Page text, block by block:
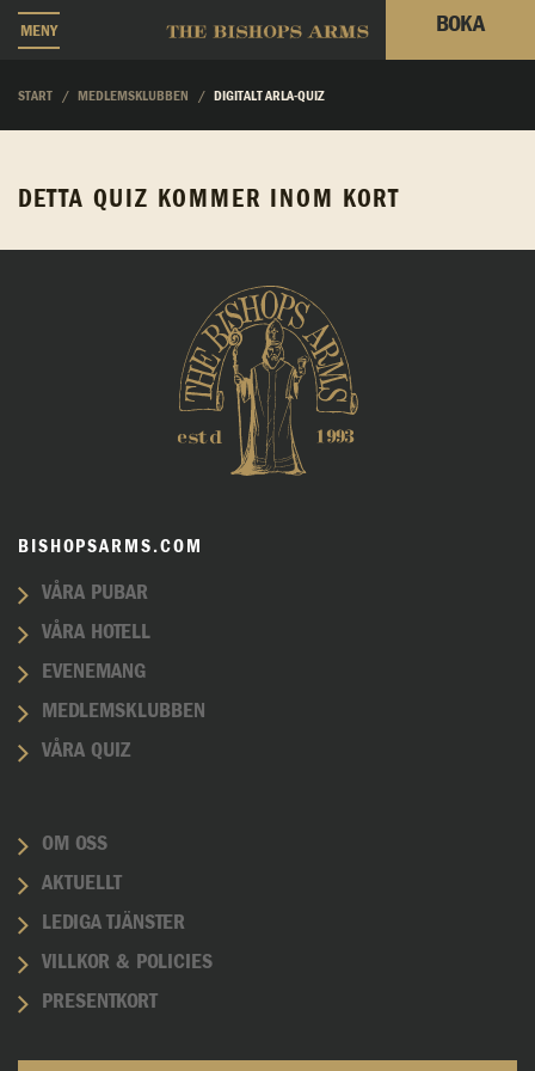
MENY BOKA
START MEDLEMSKLUBBEN DIGITALT ARLA-QUIZ
DETTA QUIZ KOMMER INOM KORT
BISHOPSARMS.COM
VÅRA PUBAR
VÅRA HOTELL
EVENEMANG
MEDLEMSKLUBBEN
VÅRA QUIZ
OM OSS
AKTUELLT
LEDIGA TJÄNSTER
VILLKOR & POLICIES
PRESENTKORT